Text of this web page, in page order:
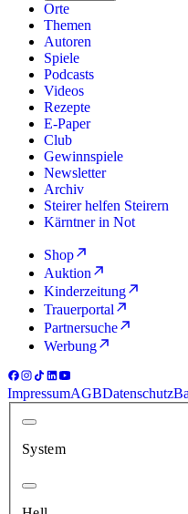
Orte
Themen
Autoren
Spiele
Podcasts
Videos
Rezepte
E-Paper
Club
Gewinnspiele
Newsletter
Archiv
Steirer helfen Steirern
Kärntner in Not
Shop
Auktion
Kinderzeitung
Trauerportal
Partnersuche
Werbung
ImpressumAGBDatenschutz
System